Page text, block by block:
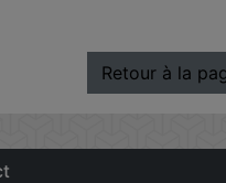
Retour à la